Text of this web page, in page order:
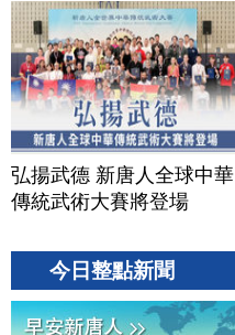
弘揚武德 新唐人全球中華
傳統武術大賽將登場
今日整點新聞